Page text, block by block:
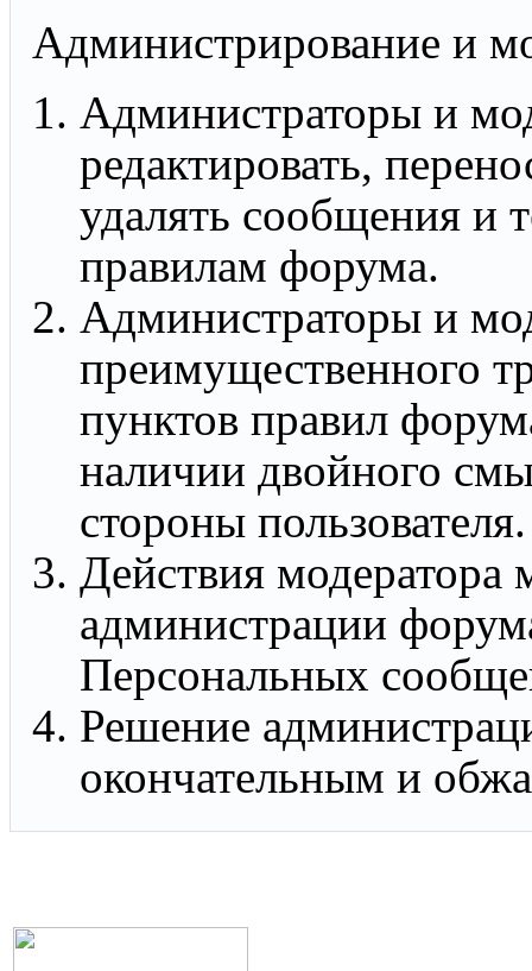
Администрирование и
Администраторы и
редактировать,
удалять сообщения и
правилам форума.
Администраторы и
преимущественного
пунктов правил
наличии двойного
стороны пользователя.
Действия модератора
администрации
Персональных
Решение
окончательным и